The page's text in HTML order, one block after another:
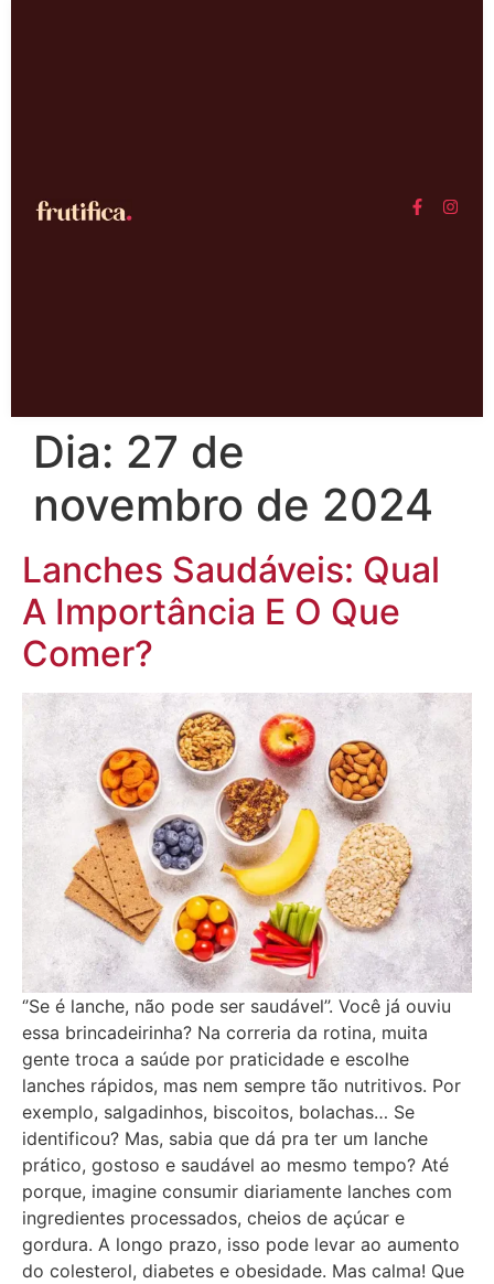
Dia: 27 de
novembro de 2024
Lanches Saudáveis: Qual
A Importância E O Que
Comer?
‘’Se é lanche, não pode ser saudável’’. Você já ouviu
essa brincadeirinha? Na correria da rotina, muita
gente troca a saúde por praticidade e escolhe
lanches rápidos, mas nem sempre tão nutritivos. Por
exemplo, salgadinhos, biscoitos, bolachas… Se
identificou? Mas, sabia que dá pra ter um lanche
prático, gostoso e saudável ao mesmo tempo? Até
porque, imagine consumir diariamente lanches com
ingredientes processados, cheios de açúcar e
gordura. A longo prazo, isso pode levar ao aumento
do colesterol, diabetes e obesidade. Mas calma! Que